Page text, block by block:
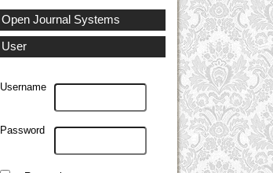
Open Journal Systems
User
Username
Password